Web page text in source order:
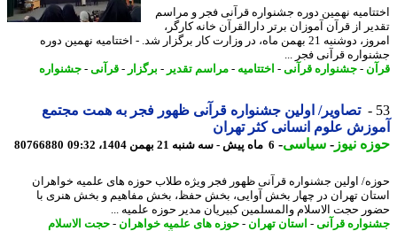
نهمین دوره جشنواره قرآنی فجر و مراسم
از قرآن آموزان برتر دارالقرآن خانه کارگر،
امروز، دوشنبه 21 بهمن ماه، در وزارت کار برگزار شد. - اختتامیه نهمین دوره
قرآنی فجر ...
- جشنواره قرآنی- اختتامیه-مراسم تقدیر-برگزار - قرآنی- جشنواره
تصاویر/ اولین جشنواره قرآنی ظهور فجر به همت مجتمع
علوم انسانی کثر تهران
نیوز-سیاسی-6 ماه پیش - سه شنبه 21 بهمن 1404، 09:32 80766880
اولین جشنواره قرآنی ظهور فجر ویژه طلاب حوزه های علمیه خواهران
تهران در چهار بخش آوایی، بخش حفظ، بخش مفاهیم و بخش هنری با
حجت الاسلام والمسلمین کبیریان مدیر حوزه علمیه ...
قرآنی- استان تهران- حوزه های علمیه خواهران-
حجت الاسلام